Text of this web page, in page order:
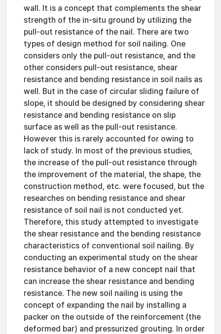
wall. It is a concept that complements the shear
strength of the in-situ ground by utilizing the
pull-out resistance of the nail. There are two
types of design method for soil nailing. One
considers only the pull-out resistance, and the
other considers pull-out resistance, shear
resistance and bending resistance in soil nails as
well. But in the case of circular sliding failure of
slope, it should be designed by considering shear
resistance and bending resistance on slip
surface as well as the pull-out resistance.
However this is rarely accounted for owing to
lack of study. In most of the previous studies,
the increase of the pull-out resistance through
the improvement of the material, the shape, the
construction method, etc. were focused, but the
researches on bending resistance and shear
resistance of soil nail is not conducted yet.
Therefore, this study attempted to investigate
the shear resistance and the bending resistance
characteristics of conventional soil nailing. By
conducting an experimental study on the shear
resistance behavior of a new concept nail that
can increase the shear resistance and bending
resistance. The new soil nailing is using the
concept of expanding the nail by installing a
packer on the outside of the reinforcement (the
deformed bar) and pressurized grouting. In order